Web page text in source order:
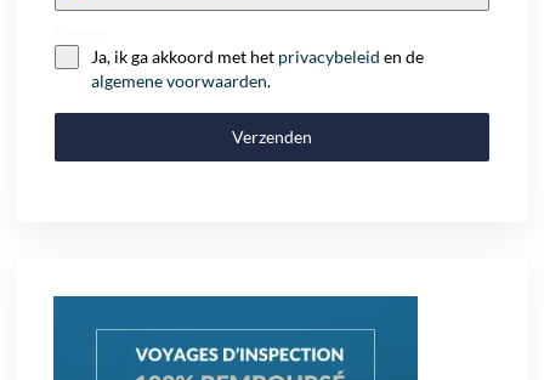
Ja, ik ga akkoord met het privacybeleid en de
algemene voorwaarden.
Verzenden